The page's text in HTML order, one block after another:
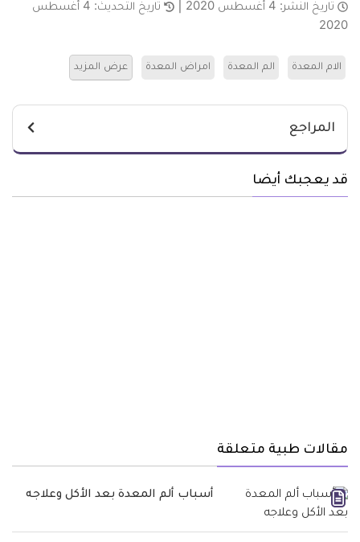
تاريخ النشر: 4 أغسطس 2020 تاريخ التحديث:
4 أغسطس
2020
الام المعدة الم المعدة امراض المعدة عرض المزيد
المراجع
قد يعجبك أيضا
مقالات طبية متعلقة
أسباب ألم المعدة بعد الأكل وعلاجه